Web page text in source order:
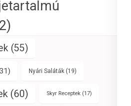
(55)
Nyári Saláták (19)
(60) Skyr Receptek (17)